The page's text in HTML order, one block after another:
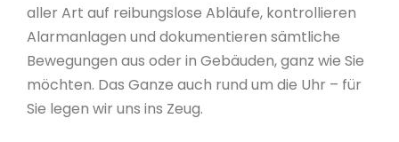
aller Art auf reibungslose Abläufe, kontrollieren
Alarmanlagen und dokumentieren sämtliche
Bewegungen aus oder in Gebäuden, ganz wie Sie
möchten. Das Ganze auch rund um die Uhr – für
Sie legen wir uns ins Zeug.